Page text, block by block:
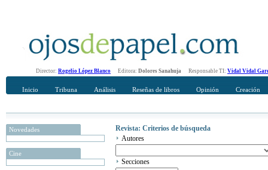
Director: Rogelio López Blanco Editora: Dolores Sanahuja Responsable TI: Vidal Vidal
Inicio Tribuna Análisis Reseñas de libros Opinión Creación
Novedades
Cine
Revista: Criterios de búsqueda
Autores
Secciones